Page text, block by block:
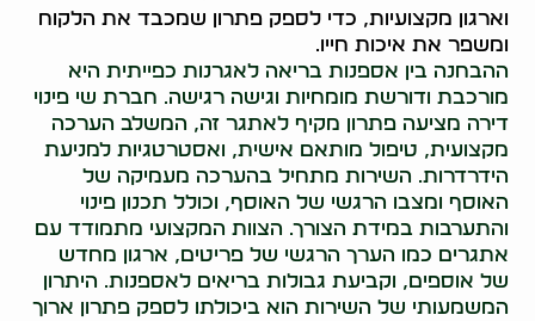
וארגון מקצועיות, כדי לספק פתרון שמכבד את הלקוח
ומשפר את איכות חייו.
ההבחנה בין אספנות בריאה לאגרנות כפייתית היא
מורכבת ודורשת מומחיות וגישה רגישה. חברת שי פינוי
דירה מציעה פתרון מקיף לאתגר זה, המשלב הערכה
מקצועית, טיפול מותאם אישית, ואסטרטגיות למניעת
הידרדרות. השירות מתחיל בהערכה מעמיקה של
האוסף ומצבו הרגשי של האוסף, וכולל תכנון פינוי
והתערבות במידת הצורך. הצוות המקצועי מתמודד עם
אתגרים כמו הערך הרגשי של פריטים, ארגון מחדש
של אוספים, וקביעת גבולות בריאים לאספנות. היתרון
המשמעותי של השירות הוא ביכולתו לספק פתרון ארוך